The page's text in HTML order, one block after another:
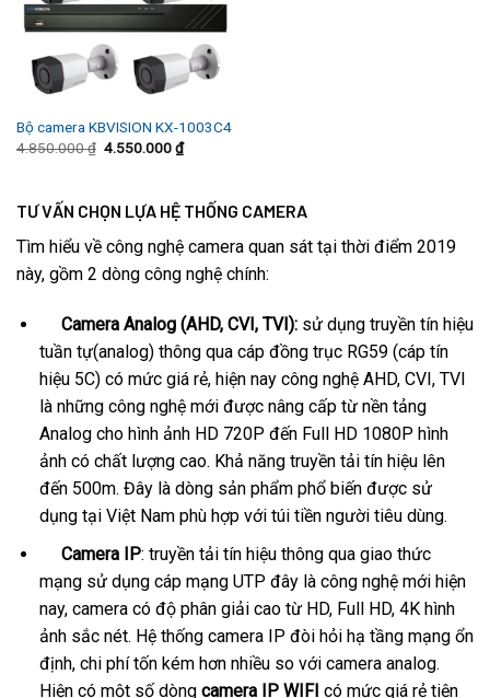
Bộ camera KBVISION KX-1003C4
4.850.000₫ 4.550.000₫
TƯ VẤN CHỌN LỰA HỆ THỐNG CAMERA
Tìm hiểu về công nghệ camera quan sát tại thời điểm 2019
này, gồm 2 dòng công nghệ chính:
Camera Analog (AHD, CVI, TVI):sử dụng truyền tín hiệu
tuần tự(analog) thông qua cáp đồng trục RG59 (cáp tín
hiệu 5C) có mức giá rẻ, hiện nay công nghệ AHD, CVI, TVI
là những công nghệ mới được nâng cấp từ nền tảng
Analog cho hình ảnh HD 720P đến Full HD 1080P hình
ảnh có chất lượng cao. Khả năng truyền tải tín hiệu lên
đến 500m. Đây là dòng sản phẩm phổ biến được sử
dụng tại Việt Nam phù hợp với túi tiền người tiêu dùng.
Camera IP: truyền tải tín hiệu thông qua giao thức
mạng sử dụng cáp mạng UTP đây là công nghệ mới hiện
nay, camera có độ phân giải cao từ HD, Full HD, 4K hình
ảnh sắc nét. Hệ thống camera IP đòi hỏi hạ tầng mạng ổn
định, chi phí tốn kém hơn nhiều so với camera analog.
Hiện có một số dòng camera IP WIFI có mức giá rẻ tiện